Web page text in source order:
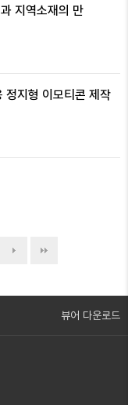
지역소재의 만
지형 이모티콘 제작
뷰어 다운로드